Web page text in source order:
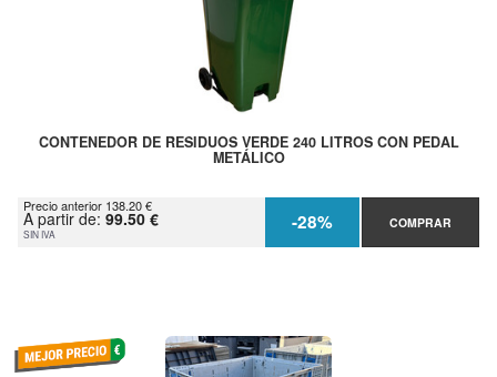
CONTENEDOR DE RESIDUOS VERDE 240 LITROS CON PEDAL
METÁLICO
Precio anterior 138.20 €
A partir de: 99.50 €
SIN IVA -28% COMPRAR